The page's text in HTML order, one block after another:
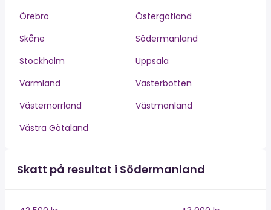
Örebro
Östergötland
Skåne
Södermanland
Stockholm
Uppsala
Värmland
Västerbotten
Västernorrland
Västmanland
Västra Götaland
Skatt på resultat i Södermanland